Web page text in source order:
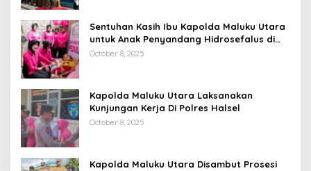
Sentuhan Kasih Ibu Kapolda Maluku Utara
untuk Anak Penyandang Hidrosefalus di
Desa Babang
October 8, 2025
Kapolda Maluku Utara Laksanakan
Kunjungan Kerja Di Polres Halsel
October 8, 2025
Kapolda Maluku Utara Disambut Prosesi